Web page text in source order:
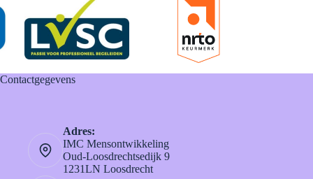
Contactgegevens
Adres:
IMC Mensontwikkeling
Oud-Loosdrechtsedijk 9
1231LN Loosdrecht